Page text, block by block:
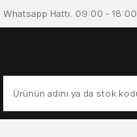
Whatsapp Hattı. 09:00 - 18:00